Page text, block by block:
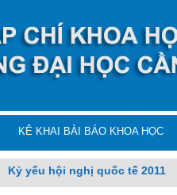
KÊ KHAI BÀI BÁO KHOA HỌC
Kỷ yếu hội nghị quốc tế 2011